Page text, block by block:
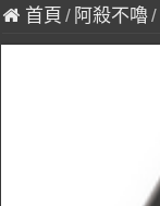
首頁 / 阿殺不嚕/